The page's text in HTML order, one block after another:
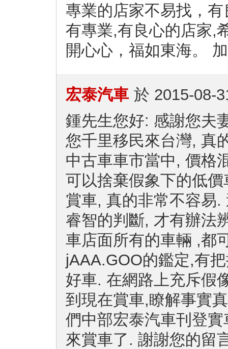
專業的店家不易找，
有專業,有良心的店家,
開心心，福如東海。
宏泰汽車 於 2015-08-
鍾先生您好: 感謝您夫
您千里移民來台灣, 真
中古車車市當中, 價格
可以捨棄假象下的低
賞車, 真的非常不容易
睿智的判斷, 才有辦法
車店面所有的車輛 ,都
jAAA.GOO的鑑定,有
好車. 在網路上充斥假
到現在賞車,瞭解事實
們中部宏泰汽車刊登
來賞車了. 謝謝您的留